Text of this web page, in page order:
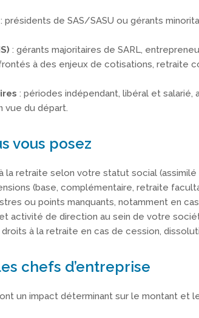
: présidents de SAS/SASU ou gérants
: gérants majoritaires de SARL,
à des enjeux de cotisations, retraite
: périodes indépendant, libéral et
vue du départ.
vous posez
la retraite selon votre statut social (assimilé
(base, complémentaire, retraite
ou points manquants, notamment en
activité de direction au sein de votre
à la retraite en cas de cession,
chefs d’entreprise
un impact déterminant sur le montant et